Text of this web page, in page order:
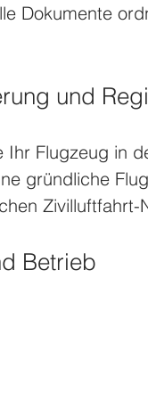
Dokumente
und
Ihr Flugzeug in
gründliche
Zivilluftfahrt-
Betrieb